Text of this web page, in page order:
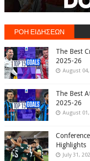
ΡΟΗ ΕΙΔΗΣΕΩΝ
The Best
2025-26
August
The Best
2025-26
August
Highlights
July 31,